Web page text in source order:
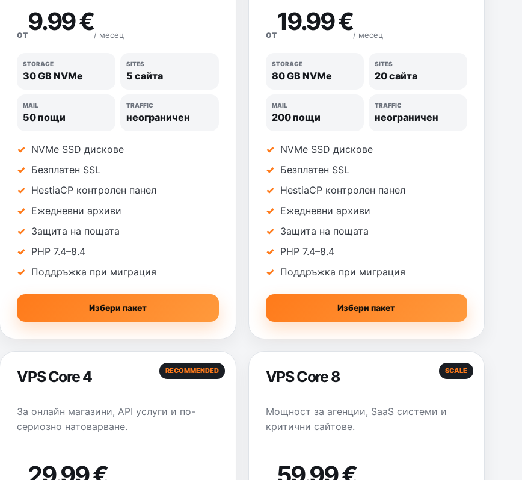
ОТ9.99 €/ месец
STORAGE
30 GB NVMe
SITES
5 сайта
MAIL
50 пощи
TRAFFIC
неограничен
NVMe SSD дискове
Безплатен SSL
HestiaCP контролен панел
Ежедневни архиви
Защита на пощата
PHP 7.4–8.4
Поддръжка при миграция
Избери пакет
ОТ19.99 €/ месец
STORAGE
80 GB NVMe
SITES
20 сайта
MAIL
200 пощи
TRAFFIC
неограничен
NVMe SSD дискове
Безплатен SSL
HestiaCP контролен панел
Ежедневни архиви
Защита на пощата
PHP 7.4–8.4
Поддръжка при миграция
Избери пакет
RECOMMENDED
VPS Core 4
За онлайн магазини, API услуги и по-
сериозно натоварване.
SCALE
VPS Core 8
Мощност за агенции, SaaS системи и
критични сайтове.